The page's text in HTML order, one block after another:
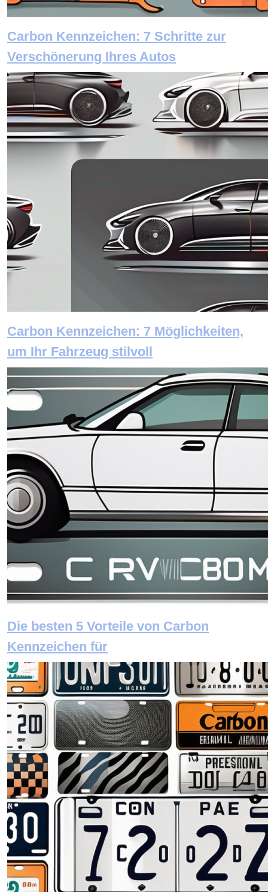
Carbon Kennzeichen: 7 Schritte zur
Verschönerung Ihres Autos
Carbon Kennzeichen: 7 Möglichkeiten,
um Ihr Fahrzeug stilvoll
Die besten 5 Vorteile von Carbon
Kennzeichen für